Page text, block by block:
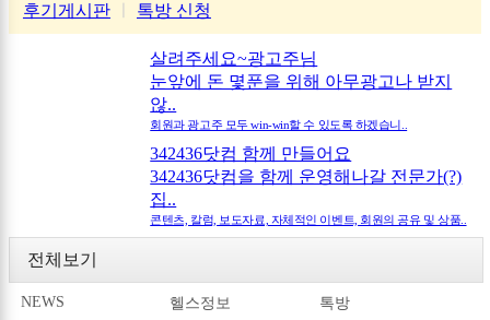
후기게시판
톡방 신청
살려주세요~광고주님
눈앞에 돈 몇푼을 위해 아무광고나 받지
않..
회원과 광고주 모두 win-win할 수 있도록 하겠습니..
342436닷컴 함께 만들어요
342436닷컴을 함께 운영해나갈 전문가(?)
집..
콘텐츠, 칼럼, 보도자료, 자체적인 이벤트, 회원의 공유 및 상품..
전체보기
NEWS 헬스정보 톡방